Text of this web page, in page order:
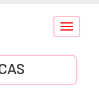
Conmutar